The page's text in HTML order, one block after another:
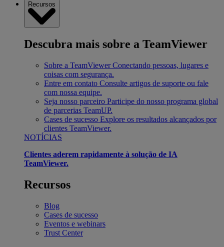
Recursos
Descubra mais sobre a TeamViewer
Sobre a TeamViewer Conectando pessoas, lugares e
coisas com segurança.
Entre em contato Consulte artigos de suporte ou fale
com nossa equipe.
Seja nosso parceiro Participe do nosso programa global
de parcerias TeamUP.
Cases de sucesso Explore os resultados alcançados por
clientes TeamViewer.
NOTÍCIAS
Clientes aderem rapidamente à solução de IA
TeamViewer.
Recursos
Blog
Cases de sucesso
Eventos e webinars
Trust Center